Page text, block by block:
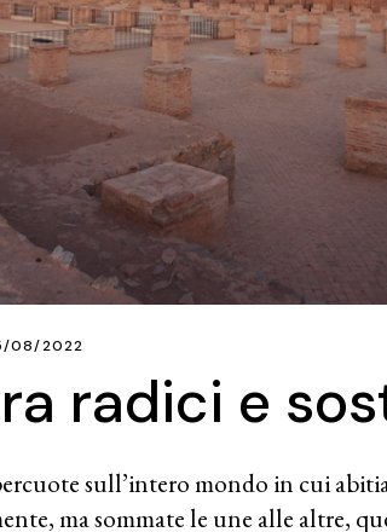
08/2022
radici e
sull’intero mondo in cui
ma sommate le une alle altre,